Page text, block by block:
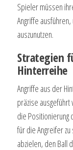
Spieler müssen
Angriffe
auszunutzen.
Strategien
Hinterreihe
Angriffe aus der
präzise
die Positionierung
für die Angreifer
abzielen, den Ball